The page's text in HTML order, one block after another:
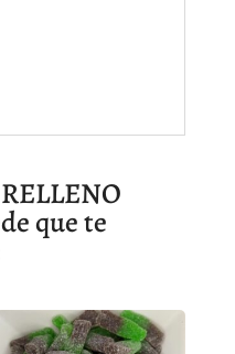
que te